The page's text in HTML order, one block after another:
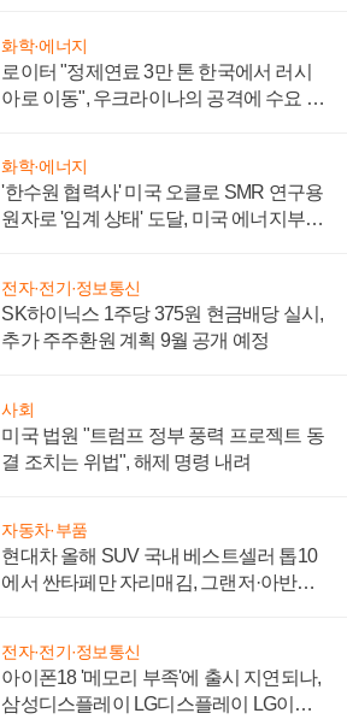
화학·에너지
로이터 "정제연료 3만 톤 한국에서 러시
아로 이동", 우크라이나의 공격에 수요 늘
화학·에너지
'한수원 협력사' 미국 오클로 SMR 연구용
원자로 '임계 상태' 도달, 미국 에너지부
전자·전기·정보통신
SK하이닉스 1주당 375원 현금배당 실시,
추가 주주환원 계획 9월 공개 예정
사회
미국 법원 "트럼프 정부 풍력 프로젝트 동
결 조치는 위법", 해제 명령 내려
자동차·부품
현대차 올해 SUV 국내 베스트셀러 톱10
에서 싼타페만 자리매김, 그랜저·아반떼
전자·전기·정보통신
아이폰18 '메모리 부족'에 출시 지연되나,
삼성디스플레이 LG디스플레이 LG이노